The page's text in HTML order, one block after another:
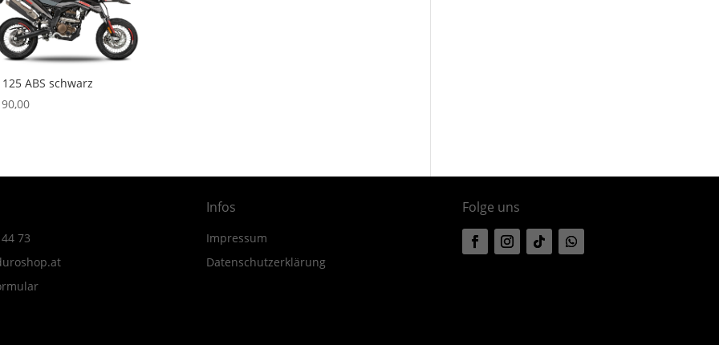
125 ABS schwarz
73
Infos
Impressum
Datenschutzerklärung
Folge uns